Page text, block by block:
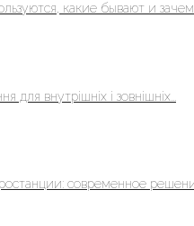
какие бывают и
для внутрішніх і зовнішніх...
современное